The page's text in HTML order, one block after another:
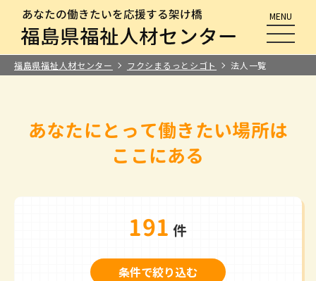
MENU
メニ
福島県福祉人材センター フクシまるっとシゴト 法人一覧
あなたにとって働きたい場所は
ここにある
191 件
条件で絞り込む